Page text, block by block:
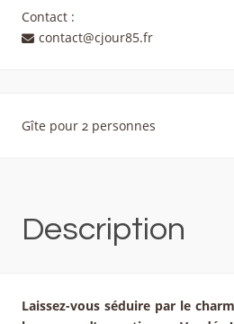
Contact :
contact@cjour85.fr
Gîte pour 2 personnes
Description
Laissez-vous séduire par le